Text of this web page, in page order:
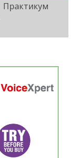
Практикум